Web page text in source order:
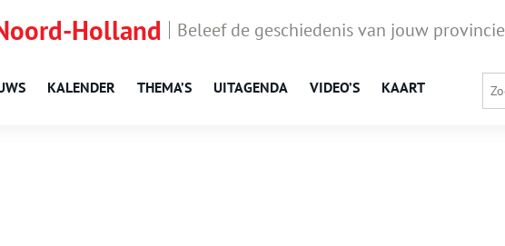
Holland Beleef de geschiedenis van jouw provincie
KALENDER THEMA’S UITAGENDA VIDEO’S KAART